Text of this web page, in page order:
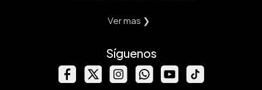
Ver mas ❯
Síguenos